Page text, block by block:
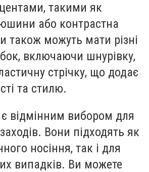
такими як
або контрастна
також можуть мати різні
включаючи шнурівку,
стрічку, що додає
та стилю.
є відмінним вибором для
Вони підходять як
носіння, так і для
випадків. Ви можете